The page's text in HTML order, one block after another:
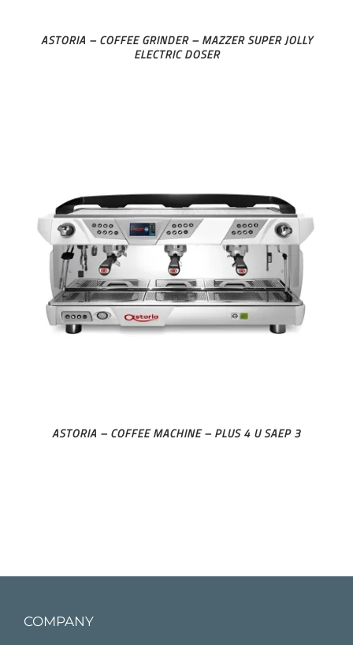
ASTORIA – COFFEE GRINDER – MAZZER SUPER JOLLY
ELECTRIC DOSER
ASTORIA – COFFEE MACHINE – PLUS 4 U SAEP 3
COMPANY